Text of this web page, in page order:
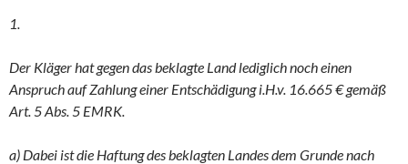
1.
Der Kläger hat gegen das beklagte Land lediglich noch einen
Anspruch auf Zahlung einer Entschädigung i.H.v. 16.665 € gemäß
Art. 5 Abs. 5 EMRK.
a) Dabei ist die Haftung des beklagten Landes dem Grunde nach